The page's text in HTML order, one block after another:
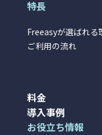
特長
Freeasyが選ばれる
ご利用の流れ
料金
導入事例
お役立ち情報